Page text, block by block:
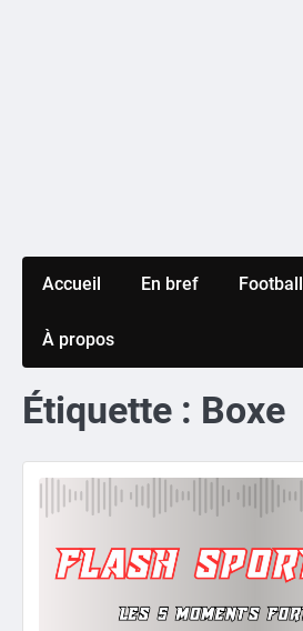
Accueil En bref Football
À propos
Étiquette : Boxe